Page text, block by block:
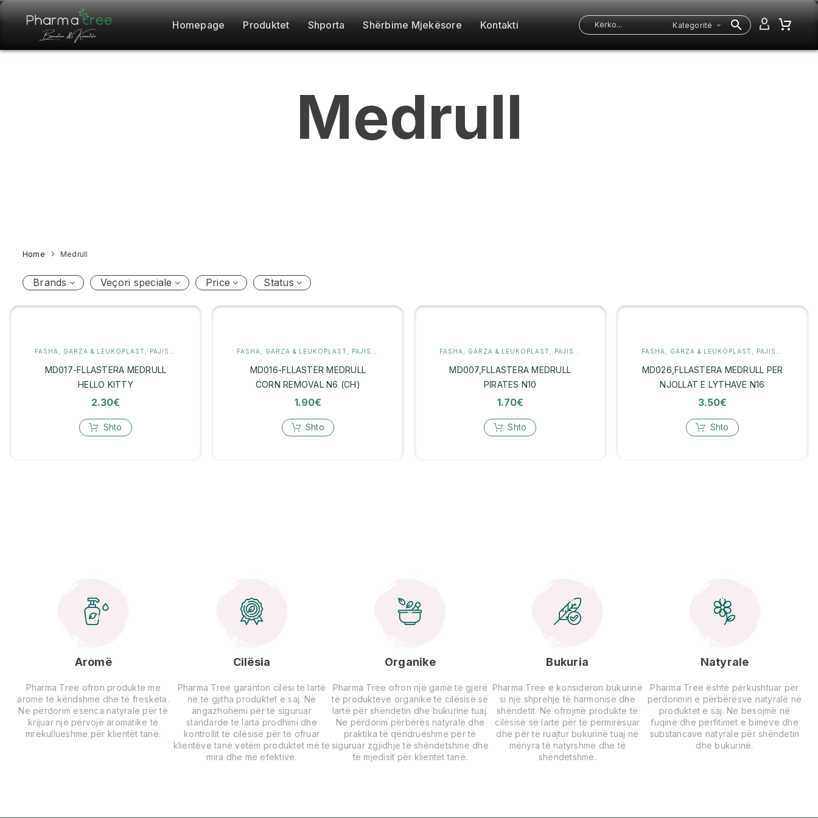
Homepage Produktet Shporta Shërbime Mjekësore Kontakti Kategoritë
Medrull
Home Medrull
Brands Veçori speciale Price Status
FASHA, GARZA & LEUKOPLAST PAJISJE MJEKËSORE
MD017-FLLASTERA MEDRULL
HELLO KITTY
2.30€
Shto
FASHA, GARZA & LEUKOPLAST PAJISJE MJEKËSORE
MD016-FLLASTER MEDRULL
CORN REMOVAL N6 (CH)
1.90€
Shto
FASHA, GARZA & LEUKOPLAST PAJISJE MJEKËSORE
MD007,FLLASTERA MEDRULL
PIRATES N10
1.70€
Shto
FASHA, GARZA & LEUKOPLAST PAJISJE MJEKËSORE
MD026,FLLASTERA MEDRULL PER
NJOLLAT E LYTHAVE N16
3.50€
Shto
Aromë
Pharma Tree ofron produkte me
aromë të këndshme dhe të freskëta.
Ne përdorim esenca natyrale për të
krijuar një përvojë aromatike të
mrekullueshme për klientët tanë.
Cilësia
Pharma Tree garanton cilësi të lartë
në të gjitha produktet e saj. Ne
angazhohemi për të siguruar
standarde të larta prodhimi dhe
kontrollit të cilësisë për të ofruar
klientëve tanë vetëm produktet më të
mira dhe më efektive.
Organike
Pharma Tree ofron një gamë të gjerë
të produkteve organike të cilësisë së
lartë për shëndetin dhe bukurinë tuaj.
Ne përdorim përbërës natyralë dhe
praktika të qëndrueshme për të
siguruar zgjidhje të shëndetshme dhe
të mjedisit për klientët tanë.
Bukuria
Pharma Tree e konsideron bukurinë
si një shprehje të harmonisë dhe
shëndetit. Ne ofrojmë produkte të
cilësisë së lartë për të përmirësuar
dhe për të ruajtur bukurinë tuaj në
mënyra të natyrshme dhe të
shëndetshme.
Natyrale
Pharma Tree është përkushtuar për
përdorimin e përbërësve natyralë në
produktet e saj. Ne besojmë në
fuqinë dhe përfitimet e bimëve dhe
substancave natyrale për shëndetin
dhe bukurinë.